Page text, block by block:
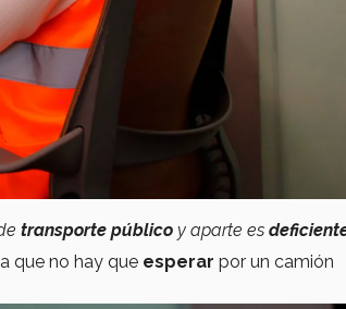
transporte público y aparte es
que no hay que esperar por un camión